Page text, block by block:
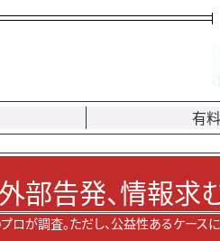
有
部告発、情報求む
ロが調査。ただし、公益性あるケースに